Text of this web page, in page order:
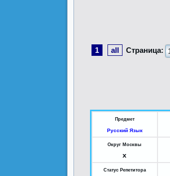
1 all Страница:
Предмет
Русский Язык
Округ Москвы
x
Статус Репетитора